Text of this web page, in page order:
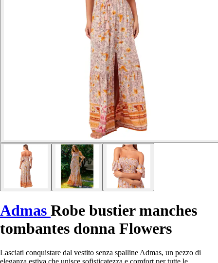
Admas Robe bustier manches
tombantes donna Flowers
Lasciati conquistare dal vestito senza spalline Admas, un pezzo di
eleganza estiva che unisce sofisticatezza e comfort per tutte le